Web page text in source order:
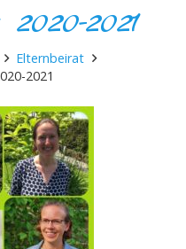
2021
Elternbeirat
2021